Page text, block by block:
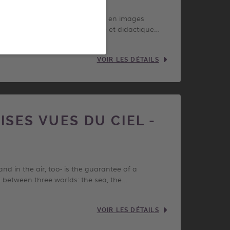
intégralement tournés en images
par une narration juste et didactique…
VOIR LES DÉTAILS
VUES DU CIEL -
in the air, too- is the guarantee of a
three worlds: the sea, the…
VOIR LES DÉTAILS